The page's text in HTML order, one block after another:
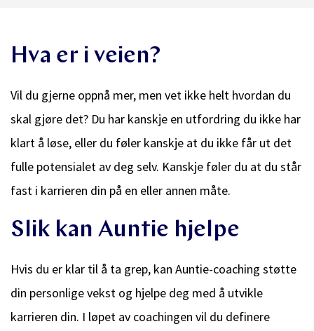
Hva er i veien?
Vil du gjerne oppnå mer, men vet ikke helt hvordan du
skal gjøre det? Du har kanskje en utfordring du ikke har
klart å løse, eller du føler kanskje at du ikke får ut det
fulle potensialet av deg selv. Kanskje føler du at du står
fast i karrieren din på en eller annen måte.
Slik kan Auntie hjelpe
Hvis du er klar til å ta grep, kan Auntie-coaching støtte
din personlige vekst og hjelpe deg med å utvikle
karrieren din. I løpet av coachingen vil du definere